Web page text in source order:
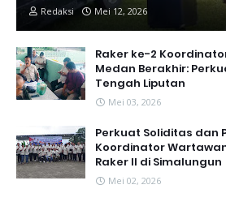
Redaksi Mei 12, 2026
Raker ke-2
Medan Berakhir:
Tengah Liputan
Mei 03, 2026
Perkuat Soliditas dan
Koordinator
Raker II di Simalungun
Mei 02, 2026